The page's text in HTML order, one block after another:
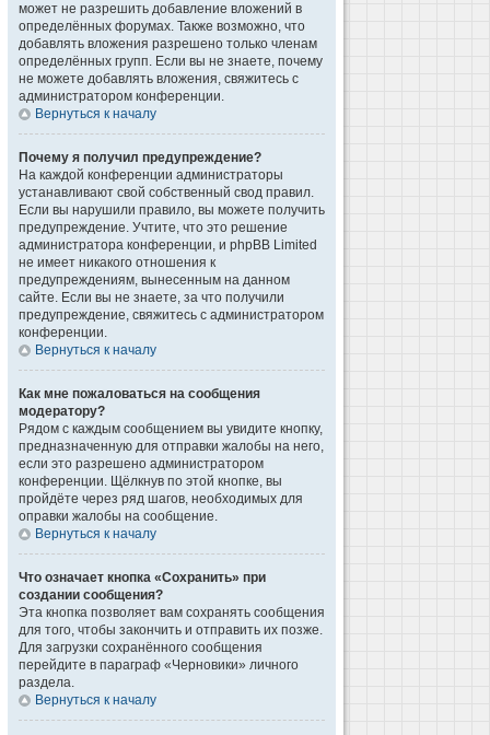
может не разрешить добавление вложений в
определённых форумах. Также возможно, что
добавлять вложения разрешено только членам
определённых групп. Если вы не знаете, почему
не можете добавлять вложения, свяжитесь с
администратором конференции.
Вернуться к началу
Почему я получил предупреждение?
На каждой конференции администраторы
устанавливают свой собственный свод правил.
Если вы нарушили правило, вы можете получить
предупреждение. Учтите, что это решение
администратора конференции, и phpBB Limited
не имеет никакого отношения к
предупреждениям, вынесенным на данном
сайте. Если вы не знаете, за что получили
предупреждение, свяжитесь с администратором
конференции.
Вернуться к началу
Как мне пожаловаться на сообщения
модератору?
Рядом с каждым сообщением вы увидите кнопку,
предназначенную для отправки жалобы на него,
если это разрешено администратором
конференции. Щёлкнув по этой кнопке, вы
пройдёте через ряд шагов, необходимых для
оправки жалобы на сообщение.
Вернуться к началу
Что означает кнопка «Сохранить» при
создании сообщения?
Эта кнопка позволяет вам сохранять сообщения
для того, чтобы закончить и отправить их позже.
Для загрузки сохранённого сообщения
перейдите в параграф «Черновики» личного
раздела.
Вернуться к началу